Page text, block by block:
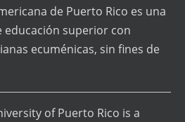
de Puerto Rico es una
superior con
ecuménicas, sin fines de
of Puerto Rico is a